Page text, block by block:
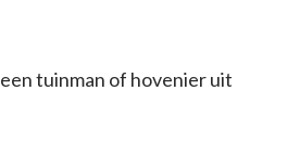
tuinman of hovenier uit